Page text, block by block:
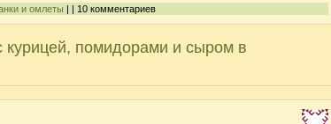
и омлеты | | 10 комментариев
курицей, помидорами и сыром в